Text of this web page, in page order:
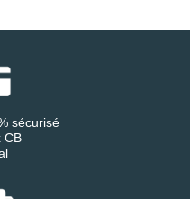
sécurisé
CB